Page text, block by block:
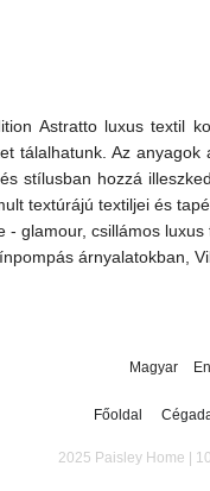
Astratto luxus
tálalhatunk. Az
stílusban hozzá
textúrájú textiljei és
glamour, csillámos
árnyalatokban,
Magyar
Főoldal
2025 Paisley Home |